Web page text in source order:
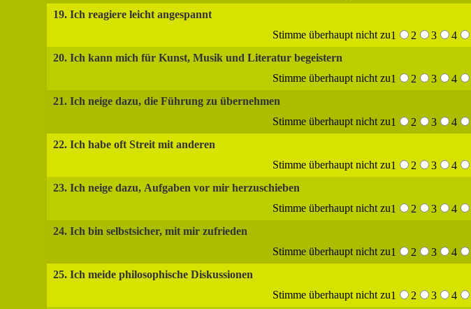
19. Ich reagiere leicht angespannt
Stimme überhaupt nicht zu1 2 3 4
20. Ich kann mich für Kunst, Musik und Literatur begeistern
Stimme überhaupt nicht zu1 2 3 4
21. Ich neige dazu, die Führung zu übernehmen
Stimme überhaupt nicht zu1 2 3 4
22. Ich habe oft Streit mit anderen
Stimme überhaupt nicht zu1 2 3 4
23. Ich neige dazu, Aufgaben vor mir herzuschieben
Stimme überhaupt nicht zu1 2 3 4
24. Ich bin selbstsicher, mit mir zufrieden
Stimme überhaupt nicht zu1 2 3 4
25. Ich meide philosophische Diskussionen
Stimme überhaupt nicht zu1 2 3 4